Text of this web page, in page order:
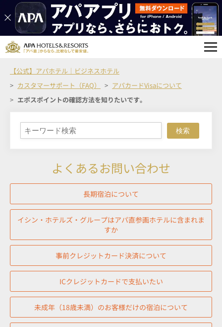
【公式】アパホテル｜ビジネスホテル
カスタマーサポート（FAQ）
アパカードVisaについて
エポスポイントの確認方法を知りたいです。
検索
よくあるお問い合わせ
長期宿泊について
イシン・ホテルズ・グループはアパ直参画ホテルに含まれま
すか
事前クレジットカード決済について
ICクレジットカードで支払いたい
未成年（18歳未満）のお客様だけの宿泊について